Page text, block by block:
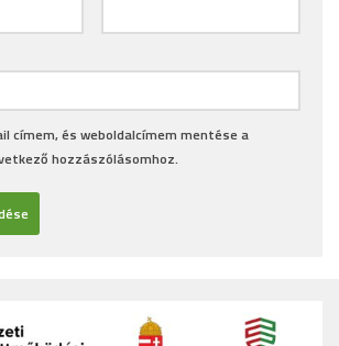
címem, és weboldalcímem mentése a
hozzászólásomhoz.